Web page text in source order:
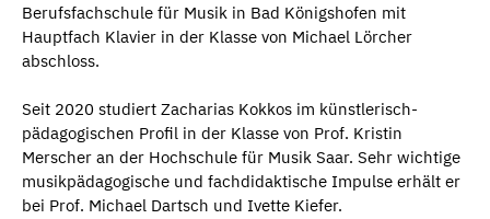
Berufsfachschule für Musik in Bad Königshofen mit
Hauptfach Klavier in der Klasse von Michael Lörcher
abschloss.
Seit 2020 studiert Zacharias Kokkos im künstlerisch-
pädagogischen Profil in der Klasse von Prof. Kristin
Merscher an der Hochschule für Musik Saar. Sehr wichtige
musikpädagogische und fachdidaktische Impulse erhält er
bei Prof. Michael Dartsch und Ivette Kiefer.